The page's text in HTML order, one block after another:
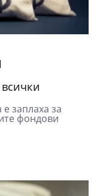
заплаха за
фондови